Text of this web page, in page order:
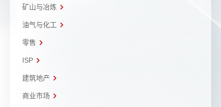
矿山与冶炼
油气与化工
零售
ISP
建筑地产
商业市场